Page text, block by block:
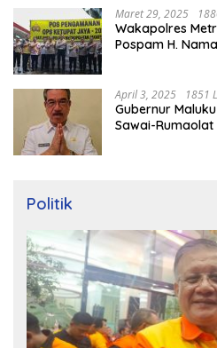
Maret 29, 2025
Wakapolres
Pospam H.
April 3, 2025 1851
Gubernur
Sawai-Rumaolat
Politik